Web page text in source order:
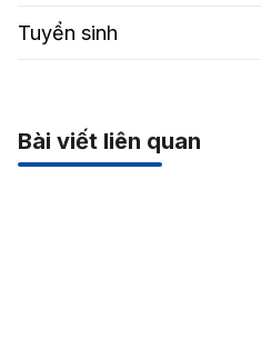
Tuyển sinh
Bài viết liên quan